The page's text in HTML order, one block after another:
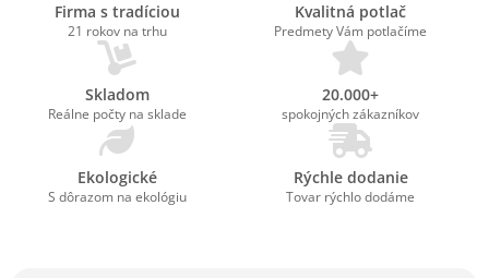
Firma s tradíciou
21 rokov na trhu
Kvalitná potlač
Predmety Vám potlačíme
Skladom
Reálne počty na sklade
20.000+
spokojných zákazníkov
Ekologické
S dôrazom na ekológiu
Rýchle dodanie
Tovar rýchlo dodáme